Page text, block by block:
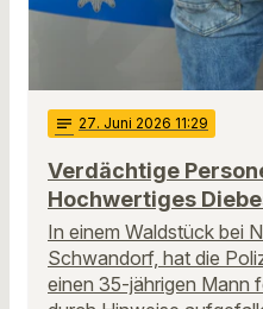
notes 27. Juni 2026 11:29
Verdächtige
Hochwertiges
In einem Waldstück bei
Schwandorf, hat die
einen 35-jährigen Mann